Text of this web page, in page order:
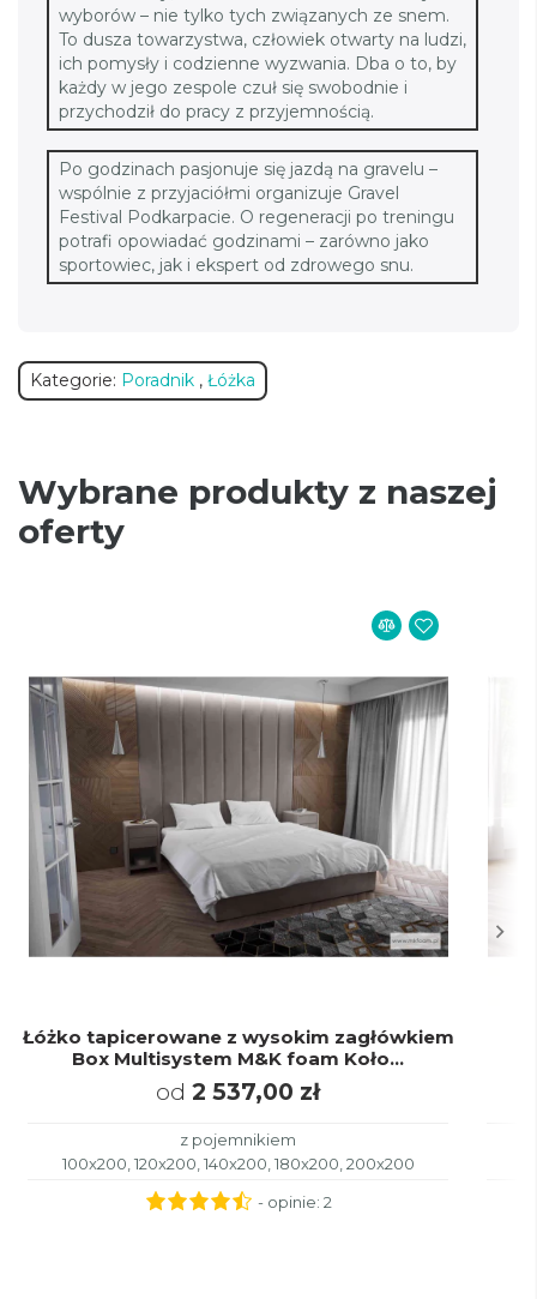
wyborów – nie tylko tych związanych ze snem.
To dusza towarzystwa, człowiek otwarty na ludzi,
ich pomysły i codzienne wyzwania. Dba o to, by
każdy w jego zespole czuł się swobodnie i
przychodził do pracy z przyjemnością.
Po godzinach pasjonuje się jazdą na gravelu –
wspólnie z przyjaciółmi organizuje Gravel
Festival Podkarpacie. O regeneracji po treningu
potrafi opowiadać godzinami – zarówno jako
sportowiec, jak i ekspert od zdrowego snu.
Kategorie: Poradnik , Łóżka
Wybrane produkty z naszej
oferty
Łóżko tapicerowane z wysokim zagłówkiem
Box Multisystem M&K foam Koło...
od 2 537,00 zł
z pojemnikiem
100x200, 120x200, 140x200, 180x200, 200x200
- opinie: 2